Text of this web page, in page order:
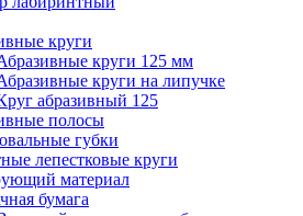
круги
круги 125 мм
круги на липучке
абразивный 125
полосы
губки
лепестковые круги
материал
бумага